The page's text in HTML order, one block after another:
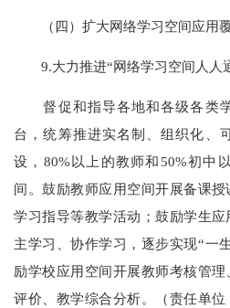
（四）扩大网络学习空间应用覆
9.大力推进“网络学习空间人人通
督促和指导各地和各级各类
台，统筹推进实名制、组织化、
设，80%以上的教师和50%初中
间。鼓励教师应用空间开展备课授
学习指导等教学活动；鼓励学生
主学习、协作学习，逐步实现“一
励学校应用空间开展教师考核管
评价、教学综合分析。（责任单